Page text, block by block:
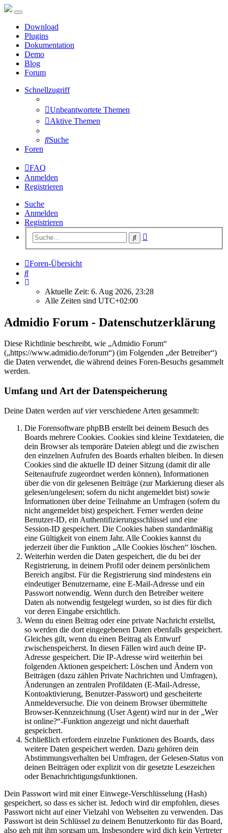
Download
Plugins
Dokumentation
Demo
Blog
Forum
Schnellzugriff
Unbeantwortete Themen
Aktive Themen
Suche
Foren
FAQ
Anmelden
Registrieren
Suche
Anmelden
Registrieren
Suche
Foren-Übersicht
Suche
Aktuelle Zeit: 6. Aug 2026, 23:28
Alle Zeiten sind UTC+02:00
Admidio Forum - Datenschutzerklärung
Diese Richtlinie beschreibt, wie „Admidio Forum“
(„https://www.admidio.de/forum“) (im Folgenden „der Betreiber“)
die Daten verwendet, die während deines Foren-Besuchs gesammelt
werden.
Umfang und Art der Datenspeicherung
Deine Daten werden auf vier verschiedene Arten gesammelt:
Die Forensoftware phpBB erstellt bei deinem Besuch des
Boards mehrere Cookies. Cookies sind kleine Textdateien, die
dein Browser als temporäre Dateien ablegt und die zwischen
den einzelnen Aufrufen des Boards erhalten bleiben. In diesen
Cookies sind die aktuelle ID deiner Sitzung (damit dir alle
Seitenaufrufe zugeordnet werden können), Informationen
über die von dir gelesenen Beiträge (zur Markierung dieser als
gelesen/ungelesen; sofern du nicht angemeldet bist) sowie
Informationen über deine Teilnahme an Umfragen (sofern du
nicht angemeldet bist) gespeichert. Ferner werden deine
Benutzer-ID, ein Authentifizierungsschlüssel und eine
Session-ID gespeichert. Die Cookies haben standardmäßig
eine Gültigkeit von einem Jahr. Alle Cookies kannst du
jederzeit über die Funktion „Alle Cookies löschen“ löschen.
Weiterhin werden die Daten gespeichert, die du bei der
Registrierung, in deinem Profil oder deinem persönlichem
Bereich angibst. Für die Registrierung sind mindestens ein
eindeutiger Benutzername, eine E-Mail-Adresse und ein
Passwort notwendig. Wenn durch den Betreiber weitere
Daten als notwendig festgelegt wurden, so ist dies für dich
vor deren Eingabe ersichtlich.
Wenn du einen Beitrag oder eine private Nachricht erstellst,
so werden die dort eingegebenen Daten ebenfalls gespeichert.
Gleiches gilt, wenn du einen Beitrag als Entwurf
zwischenspeicherst. In diesen Fällen wird auch deine IP-
Adresse gespeichert. Die IP-Adresse wird weiterhin bei
folgenden Aktionen gespeichert: Löschen und Ändern von
Beiträgen (dazu zählen Private Nachrichten und Umfragen),
Änderungen an zentralen Profildaten (E-Mail-Adresse,
Kontoaktivierung, Benutzer-Passwort) und gescheiterte
Anmeldeversuche. Die von deinem Browser übermittelte
Browser-Kennzeichnung (User Agent) wird nur in der „Wer
ist online?“-Funktion angezeigt und nicht dauerhaft
gespeichert.
Schließlich erfordern einzelne Funktionen des Boards, dass
weitere Daten gespeichert werden. Dazu gehören dein
Abstimmungsverhalten bei Umfragen, der Gelesen-Status von
deinen Beiträgen oder explizit von dir gesetzte Lesezeichen
oder Benachrichtigungsfunktionen.
Dein Passwort wird mit einer Einwege-Verschlüsselung (Hash)
gespeichert, so dass es sicher ist. Jedoch wird dir empfohlen, dieses
Passwort nicht auf einer Vielzahl von Webseiten zu verwenden. Das
Passwort ist dein Schlüssel zu deinem Benutzerkonto für das Board,
also geh mit ihm sorgsam um. Insbesondere wird dich kein Vertreter